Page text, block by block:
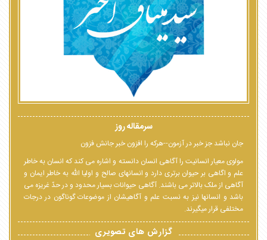
سرمقاله روز
جان نباشد جز خبر در آزمون--هرکه را افزون خبر جانش فزون
مولوی معیار انسانیت را آگاهی انسان دانسته و اشاره می کند که انسان به خاطر
علم و اگاهی بر حیوان برتری دارد و انسانهای صالح و اولیا الله به خاطر ایمان و
آگاهی از ملک بالاتر می باشند. آگاهی حیوانات بسیار محدود و در حدّ غریزه می
باشد و انسانها نیز به نسبت علم و آگاهیشان از موضوعات گوناگون در درجات
مختلفی قرار میگیرند.
گزارش های تصویری